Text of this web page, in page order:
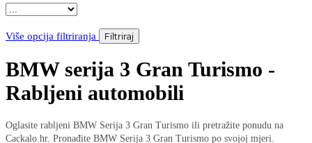
Više opcija filtriranja Filtriraj
BMW serija 3 Gran Turismo -
Rabljeni automobili
Oglasite rabljeni BMW Serija 3 Gran Turismo ili pretražite ponudu na
Cackalo.hr. Pronađite BMW Serija 3 Gran Turismo po svojoj mjeri.